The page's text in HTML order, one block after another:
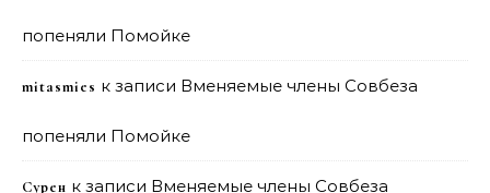
попеняли Помойке
mitasmies к записи Вменяемые члены Совбеза
попеняли Помойке
Сурен к записи Вменяемые члены Совбеза